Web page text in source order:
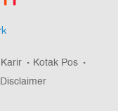
Karir
Kotak Pos
Disclaimer